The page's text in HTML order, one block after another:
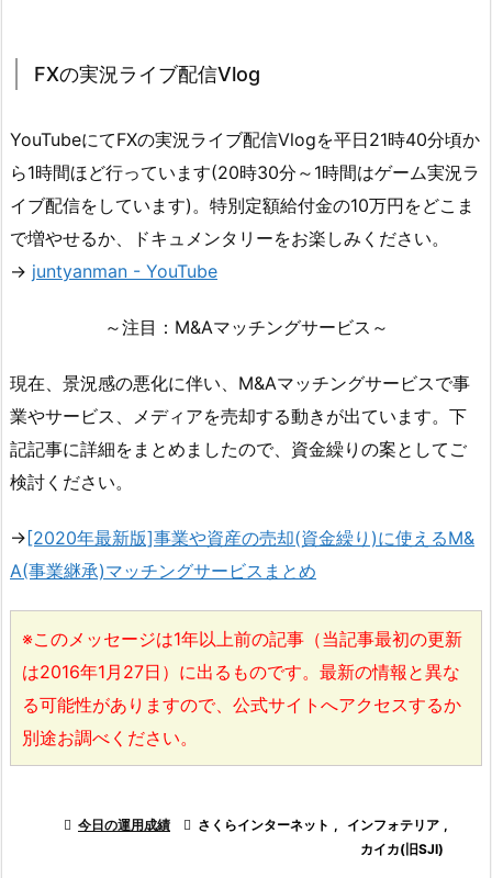
FXの実況ライブ配信Vlog
YouTubeにてFXの実況ライブ配信Vlogを平日21時40分頃か
ら1時間ほど行っています(20時30分～1時間はゲーム実況ラ
イブ配信をしています)。特別定額給付金の10万円をどこま
で増やせるか、ドキュメンタリーをお楽しみください。
→ juntyanman - YouTube
～注目：M&Aマッチングサービス～
現在、景況感の悪化に伴い、M&Aマッチングサービスで事
業やサービス、メディアを売却する動きが出ています。下
記記事に詳細をまとめましたので、資金繰りの案としてご
検討ください。
→[2020年最新版]事業や資産の売却(資金繰り)に使えるM&
A(事業継承)マッチングサービスまとめ
※このメッセージは1年以上前の記事（当記事最初の更新
は2016年1月27日）に出るものです。最新の情報と異な
る可能性がありますので、公式サイトへアクセスするか
別途お調べください。
 今日の運用成績  さくらインターネット , インフォテリア ,
カイカ(旧SJI)